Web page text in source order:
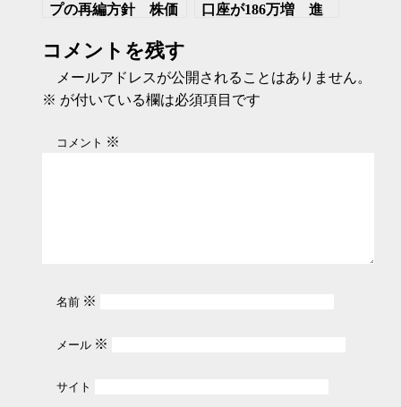
プの再編方針 株価
口座が186万増 進
コメントを残す
メールアドレスが公開されることはありません。
※ が付いている欄は必須項目です
コメント ※
名前 ※
メール ※
サイト